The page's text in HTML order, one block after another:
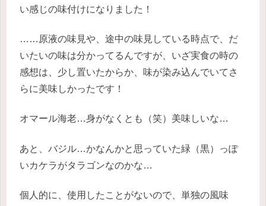
い感じの味付けになりました！
……原液の味見や、途中の味見している時点で、だ
いたいの味は分かってるんですが、いざ実食の時の
感想は、少し置いたからか、味が染み込んでいてさ
らに美味しかったです！
オマール海老…身がなくとも（笑）美味しいな…
あと、バジル…かなんかと思っていた緑（黒）っぽ
いカケラがタラゴンなのかな…
個人的に、使用したことがないので、単独の風味